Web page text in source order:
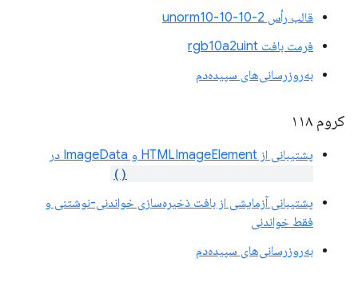
قالب رأس unorm10-10-10-2
فرمت بافت rgb10a2uint
به‌روزرسانی‌های سپیده‌دم
کروم ۱۱۸
پشتیبانی از HTMLImageElement و ImageData در
پشتیبانی آزمایشی از بافت ذخیره‌سازی خواندنی-نوشتنی و
فقط خواندنی
به‌روزرسانی‌های سپیده‌دم